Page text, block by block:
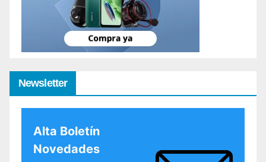
Newsletter
Alta Boletín
Novedades